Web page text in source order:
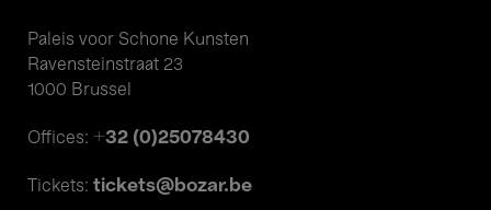
Paleis voor Schone Kunsten
Ravensteinstraat 23
1000 Brussel
Offices: +32 (0)25078430
Tickets: tickets@bozar.be